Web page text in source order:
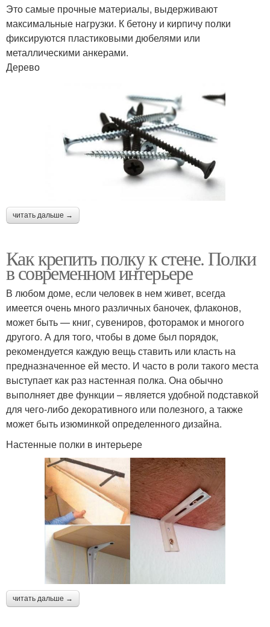
Это самые прочные материалы, выдерживают
максимальные нагрузки. К бетону и кирпичу полки
фиксируются пластиковыми дюбелями или
металлическими анкерами.
Дерево
читать дальше →
Как крепить полку к стене. Полки
в современном интерьере
В любом доме, если человек в нем живет, всегда
имеется очень много различных баночек, флаконов,
может быть — книг, сувениров, фоторамок и многого
другого. А для того, чтобы в доме был порядок,
рекомендуется каждую вещь ставить или класть на
предназначенное ей место. И часто в роли такого места
выступает как раз настенная полка. Она обычно
выполняет две функции – является удобной подставкой
для чего-либо декоративного или полезного, а также
может быть изюминкой определенного дизайна.
Настенные полки в интерьере
читать дальше →